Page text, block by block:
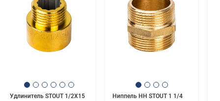
Удлинитель STOUT 1/2X15 Ниппель НН STOUT 1 1/4